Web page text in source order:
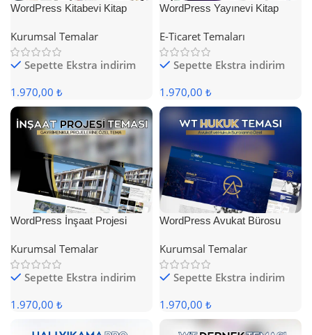
WordPress Kitabevi Kitap
Kurumsal Temalar
Sepette Ekstra indirim
1.970,00 ₺
WordPress Yayınevi Kitap
E-Ticaret Temaları
Sepette Ekstra indirim
1.970,00 ₺
WordPress İnşaat Projesi
Kurumsal Temalar
Sepette Ekstra indirim
1.970,00 ₺
WordPress Avukat Bürosu
Kurumsal Temalar
Sepette Ekstra indirim
1.970,00 ₺